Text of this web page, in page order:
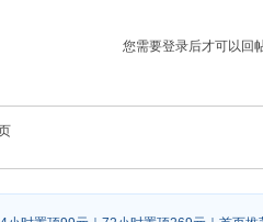
您需要登录后才可以回